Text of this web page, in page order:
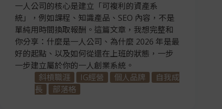
一人公司的核心是建立「可複利的資產系
統」，例如課程、知識產品、SEO 內容，不是
單純用時間換取報酬。這篇文章，我想完整和
你分享：什麼是一人公司、為什麼 2026 年是最
好的起點、以及如何從還在上班的狀態，一步
一步建立屬於你的一人創業系統。
斜槓職涯
IG經營 個人品牌
自我成
長
部落格